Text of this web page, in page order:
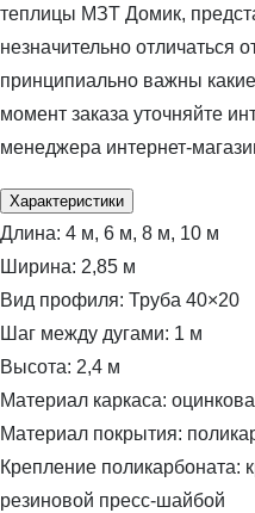
теплицы МЗТ Домик,
незначительно отличаться
принципиально важны
момент заказа уточняйте
менеджера интернет-
Характеристики
Длина: 4 м, 6 м, 8 м, 10 м
Ширина: 2,85 м
Вид профиля: Труба 40×20
Шаг между дугами: 1 м
Высота: 2,4 м
Материал каркаса:
Материал покрытия:
Крепление поликарбоната:
резиновой пресс-шайбой